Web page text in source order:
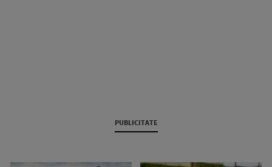
PUBLICITATE